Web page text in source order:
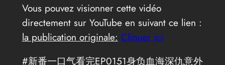
Vous pouvez visionner cette vidéo
directement sur YouTube en suivant ce lien :
la publication originale: Cliquer ici
#新番一口气看完EP0151身负血海深仇意外